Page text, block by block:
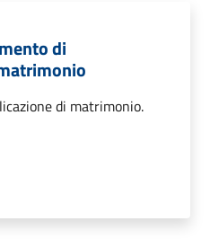
di
di matrimonio.